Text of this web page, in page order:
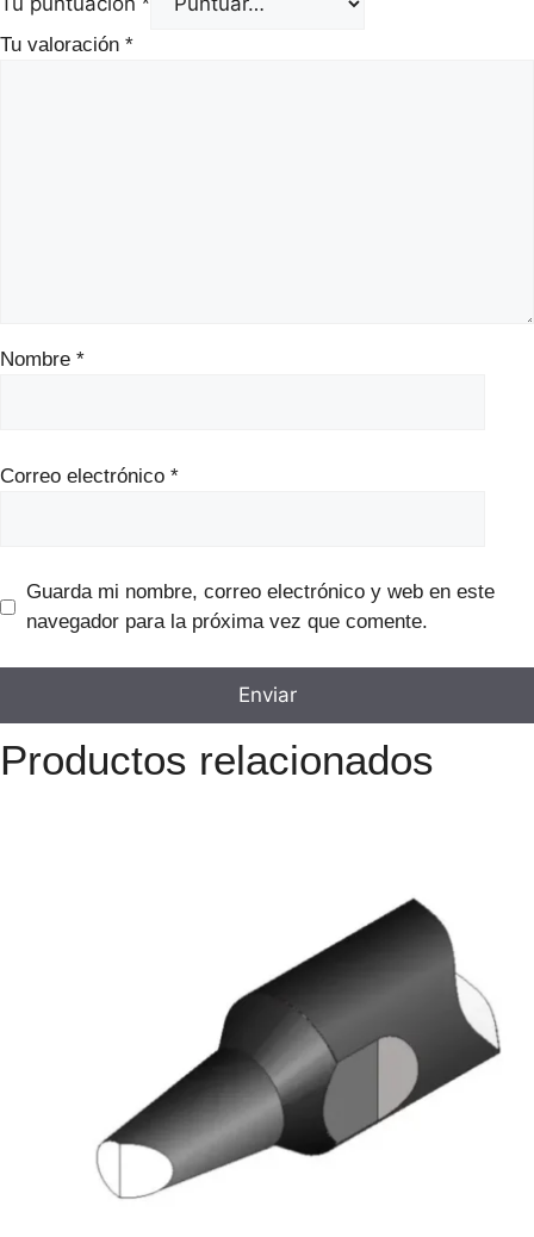
Tu valoración *
Nombre *
Correo electrónico *
Guarda mi nombre, correo electrónico y web en este
navegador para la próxima vez que comente.
Productos relacionados